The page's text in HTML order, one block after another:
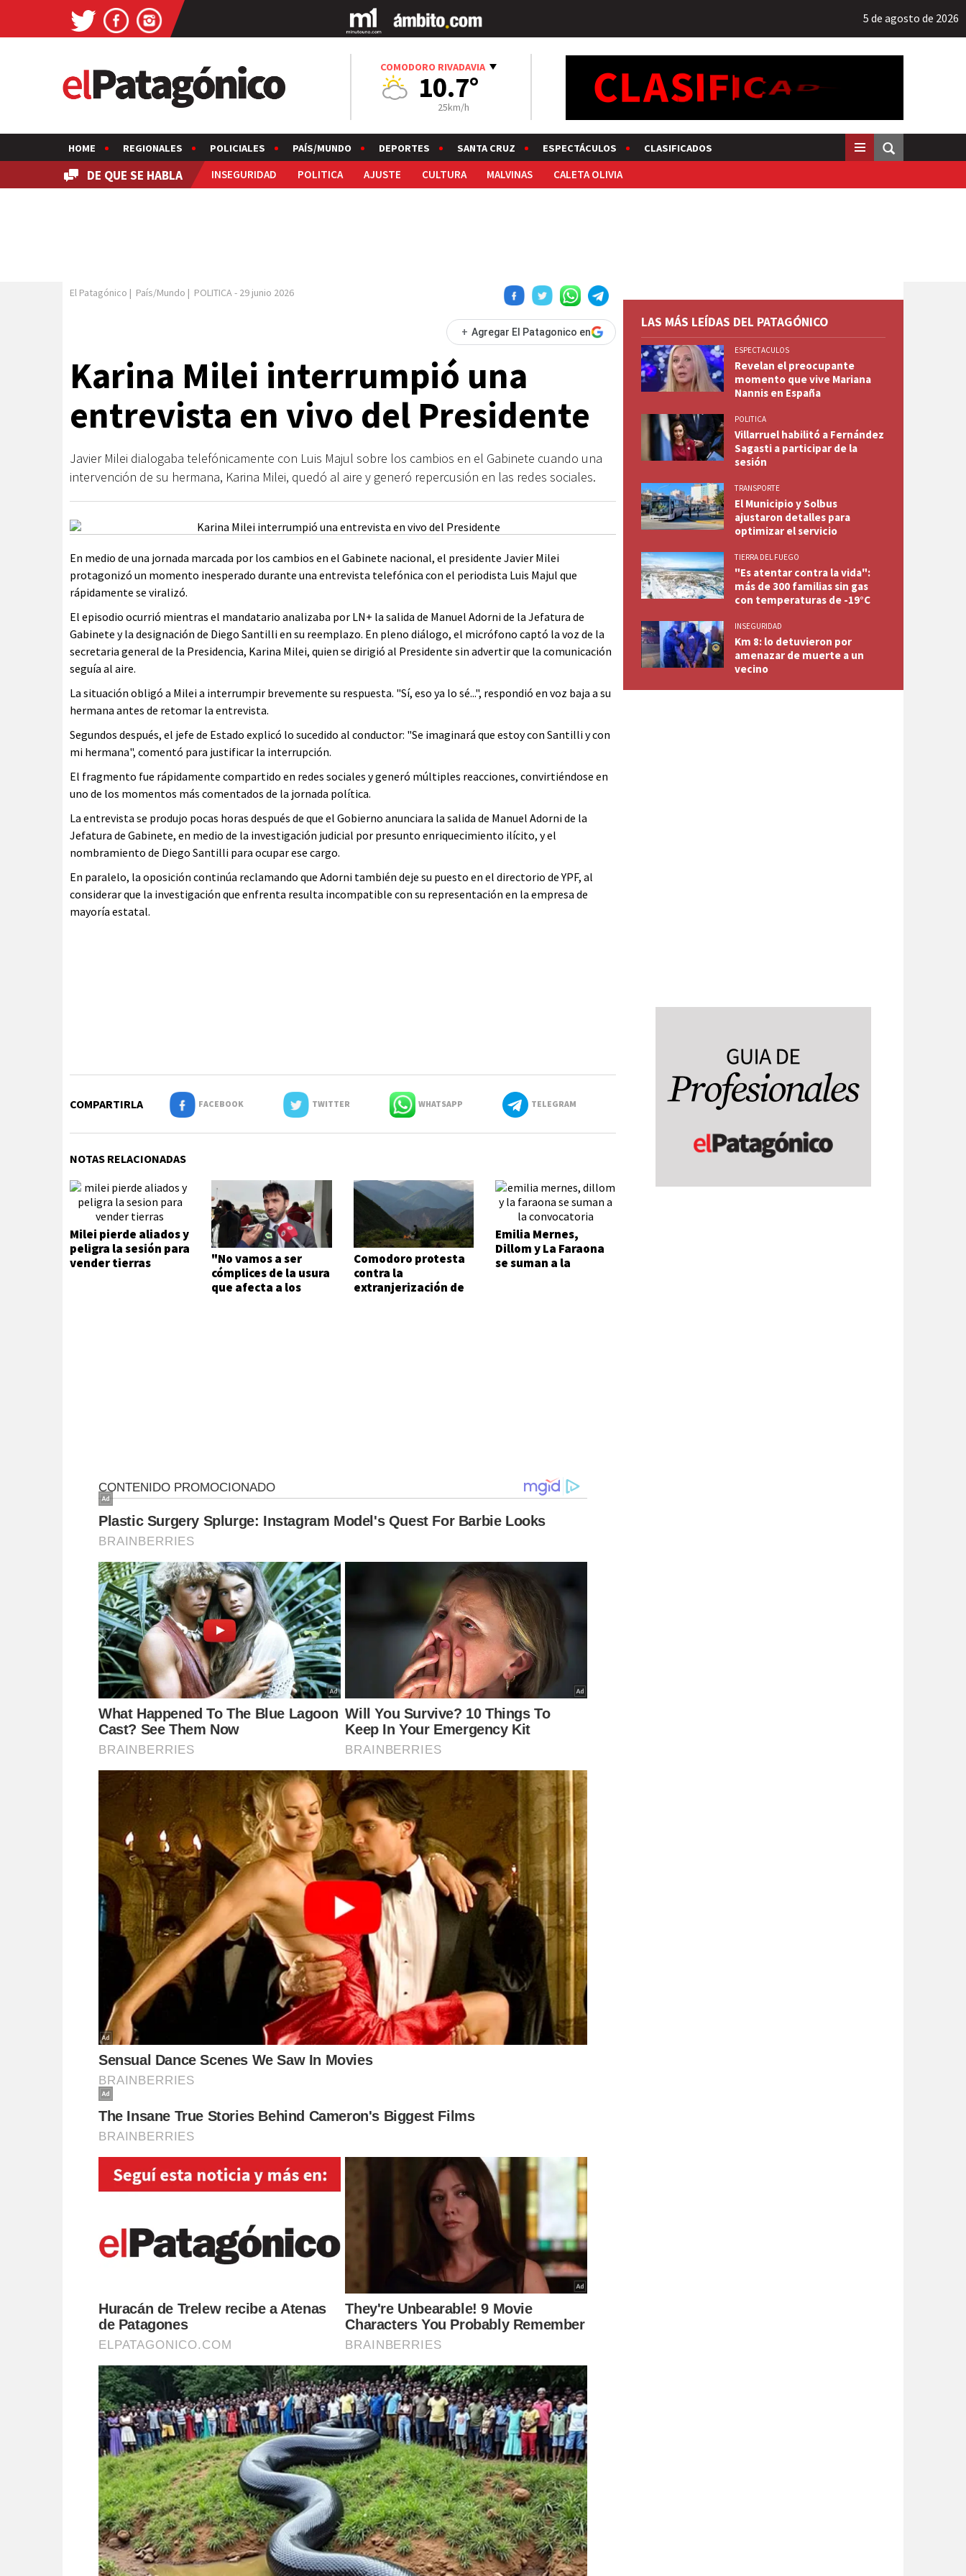
5 de agosto de 2026
COMODORO RIVADAVIA
10.7°
25km/h
HOME REGIONALES POLICIALES PAÍS/MUNDO DEPORTES SANTA CRUZ ESPECTÁCULOS CLASIFICADOS
DE QUE SE HABLA INSEGURIDAD POLITICA AJUSTE CULTURA MALVINAS CALETA OLIVIA
El Patagónico | País/Mundo | POLITICA- 29 junio 2026
+ Agregar El Patagonico en
Karina Milei interrumpió una
entrevista en vivo del Presidente
Javier Milei dialogaba telefónicamente con Luis Majul sobre los cambios en el Gabinete cuando una
intervención de su hermana, Karina Milei, quedó al aire y generó repercusión en las redes sociales.
En medio de una jornada marcada por los cambios en el Gabinete nacional, el presidente Javier Milei
protagonizó un momento inesperado durante una entrevista telefónica con el periodista Luis Majul que
rápidamente se viralizó.
El episodio ocurrió mientras el mandatario analizaba por LN+ la salida de Manuel Adorni de la Jefatura de
Gabinete y la designación de Diego Santilli en su reemplazo. En pleno diálogo, el micrófono captó la voz de la
secretaria general de la Presidencia, Karina Milei, quien se dirigió al Presidente sin advertir que la comunicación
seguía al aire.
La situación obligó a Milei a interrumpir brevemente su respuesta. "Sí, eso ya lo sé...", respondió en voz baja a su
hermana antes de retomar la entrevista.
Segundos después, el jefe de Estado explicó lo sucedido al conductor: "Se imaginará que estoy con Santilli y con
mi hermana", comentó para justificar la interrupción.
El fragmento fue rápidamente compartido en redes sociales y generó múltiples reacciones, convirtiéndose en
uno de los momentos más comentados de la jornada política.
La entrevista se produjo pocas horas después de que el Gobierno anunciara la salida de Manuel Adorni de la
Jefatura de Gabinete, en medio de la investigación judicial por presunto enriquecimiento ilícito, y el
nombramiento de Diego Santilli para ocupar ese cargo.
En paralelo, la oposición continúa reclamando que Adorni también deje su puesto en el directorio de YPF, al
considerar que la investigación que enfrenta resulta incompatible con su representación en la empresa de
mayoría estatal.
COMPARTIRLA FACEBOOK TWITTER WHATSAPP TELEGRAM
NOTAS RELACIONADAS
Milei pierde aliados y
peligra la sesión para
vender tierras
"No vamos a ser
cómplices de la usura
que afecta a los
Comodoro protesta
contra la
extranjerización de
Emilia Mernes,
Dillom y La Faraona
se suman a la
LAS MÁS LEÍDAS DEL PATAGÓNICO
ESPECTACULOS
Revelan el preocupante
momento que vive Mariana
Nannis en España
POLITICA
Villarruel habilitó a Fernández
Sagasti a participar de la
sesión
TRANSPORTE
El Municipio y Solbus
ajustaron detalles para
optimizar el servicio
TIERRA DEL FUEGO
"Es atentar contra la vida":
más de 300 familias sin gas
con temperaturas de -19°C
INSEGURIDAD
Km 8: lo detuvieron por
amenazar de muerte a un
vecino